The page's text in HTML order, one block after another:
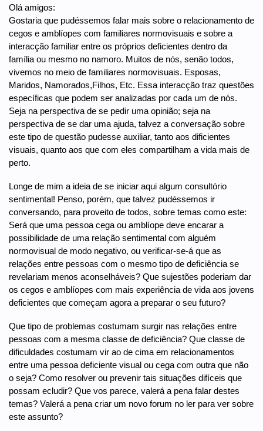
Olá amigos:
Gostaria que pudéssemos falar mais sobre o relacionamento de
cegos e amblíopes com familiares normovisuais e sobre a
interacção familiar entre os próprios deficientes dentro da
família ou mesmo no namoro. Muitos de nós, senão todos,
vivemos no meio de familiares normovisuais. Esposas,
Maridos, Namorados,Filhos, Etc. Essa interacção traz questões
específicas que podem ser analizadas por cada um de nós.
Seja na perspectiva de se pedir uma opinião; seja na
perspectiva de se dar uma ajuda, talvez a conversação sobre
este tipo de questão pudesse auxiliar, tanto aos dificientes
visuais, quanto aos que com eles compartilham a vida mais de
perto.
Longe de mim a ideia de se iniciar aqui algum consultório
sentimental! Penso, porém, que talvez pudéssemos ir
conversando, para proveito de todos, sobre temas como este:
Será que uma pessoa cega ou amblíope deve encarar a
possibilidade de uma relação sentimental com alguém
normovisual de modo negativo, ou verificar-se-á que as
relações entre pessoas com o mesmo tipo de deficiência se
revelariam menos aconselháveis? Que sujestões poderiam dar
os cegos e amblíopes com mais experiência de vida aos jovens
deficientes que começam agora a preparar o seu futuro?
Que tipo de problemas costumam surgir nas relações entre
pessoas com a mesma classe de deficiência? Que classe de
dificuldades costumam vir ao de cima em relacionamentos
entre uma pessoa deficiente visual ou cega com outra que não
o seja? Como resolver ou prevenir tais situações difíceis que
possam ecludir? Que vos parece, valerá a pena falar destes
temas? Valerá a pena criar um novo forum no ler para ver sobre
este assunto?